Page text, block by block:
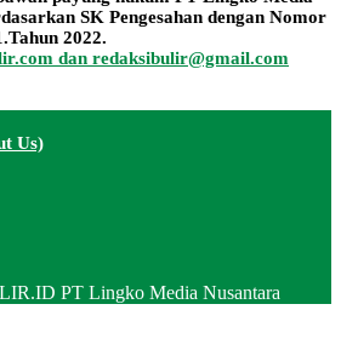
SK Pengesahan dengan Nomor
2022.
dan redaksibulir@gmail.com
Us)
PT Lingko Media Nusantara